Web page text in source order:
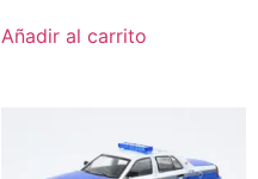
Añadir al carrito